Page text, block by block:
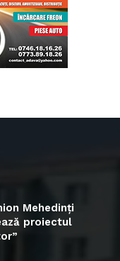
Mehedinți
proiectul